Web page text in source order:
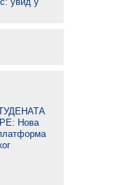
Нова